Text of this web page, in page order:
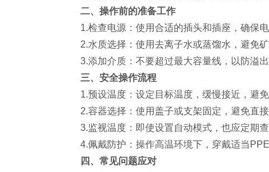
二、操作前的准备工作
1.检查电源：使用合适的插头和插座，确保电
2.水质选择：使用去离子水或蒸馏水，避免矿
3.添加介质：不要超过最大容量线，以防溢出
三、安全操作流程
1.预设温度：设定目标温度，缓慢接近，避免
2.容器选择：使用盖子或支架固定，避免直接
3.监视温度：即使设置自动模式，也应定期查
4.佩戴防护：操作高温环境下，穿戴适当PPE
四、常见问题应对